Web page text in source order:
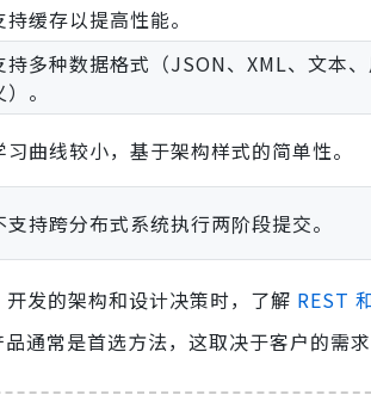
持缓存以提高性能。
持多种数据格式（JSON、XML、文本
。
习曲线较小，基于架构样式的简单性。
支持跨分布式系统执行两阶段提交。
发的架构和设计决策时，了解 REST
通常是首选方法，这取决于客户的需求